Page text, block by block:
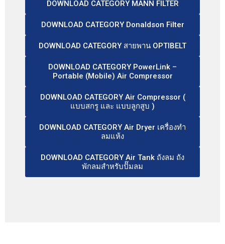
DOWNLOAD CATEGORY MANN FILTER
DOWNLOAD CATEGORY Donaldson Filter
DOWNLOAD CATEGORY สายพาน OPTIBELT
DOWNLOAD CATEGORY PowerLink –
Portable (Mobile) Air Compressor
DOWNLOAD CATEGORY Air Compressor (
แบบสกรู และ แบบลูกสูบ )
DOWNLOAD CATEGORY Air Dryer เครื่องทำ
ลมแห้ง
DOWNLOAD CATEGORY Air Tank ถังลม ถัง
พักลมสำหรับปั๊มลม